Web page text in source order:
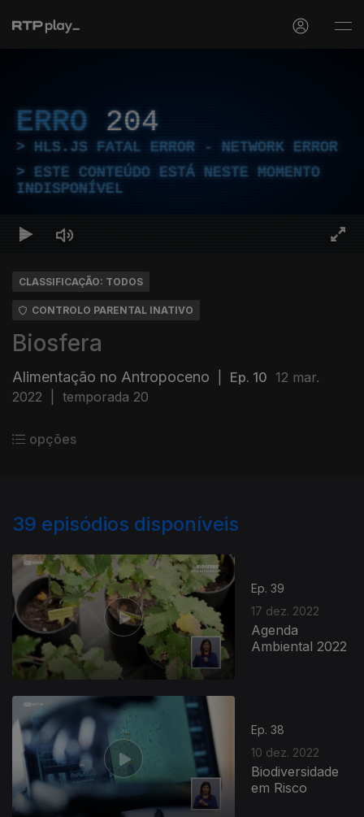
ERRO 204
HLS.JS FATAL ERROR - NETWORK ERROR
ESTE CONTEÚDO ESTÁ NESTE MOMENTO
INDISPONÍVEL
CLASSIFICAÇÃO: TODOS
CONTROLO PARENTAL INATIVO
Biosfera
Alimentação no Antropoceno Ep. 10 12 mar.
2022
temporada 20
opções
39 episódios disponíveis
Ep. 39
17 dez. 2022
Agenda
Ambiental 2022
Ep. 38
10 dez. 2022
Biodiversidade
em Risco